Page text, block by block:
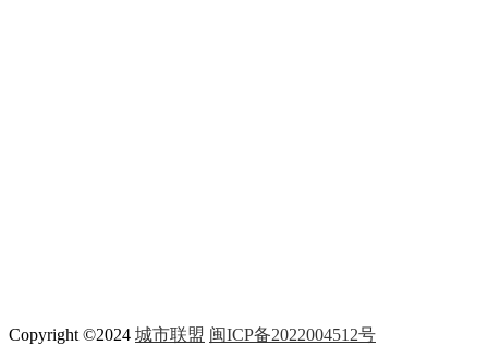
Copyright ©2024 城市联盟 闽ICP备2022004512号